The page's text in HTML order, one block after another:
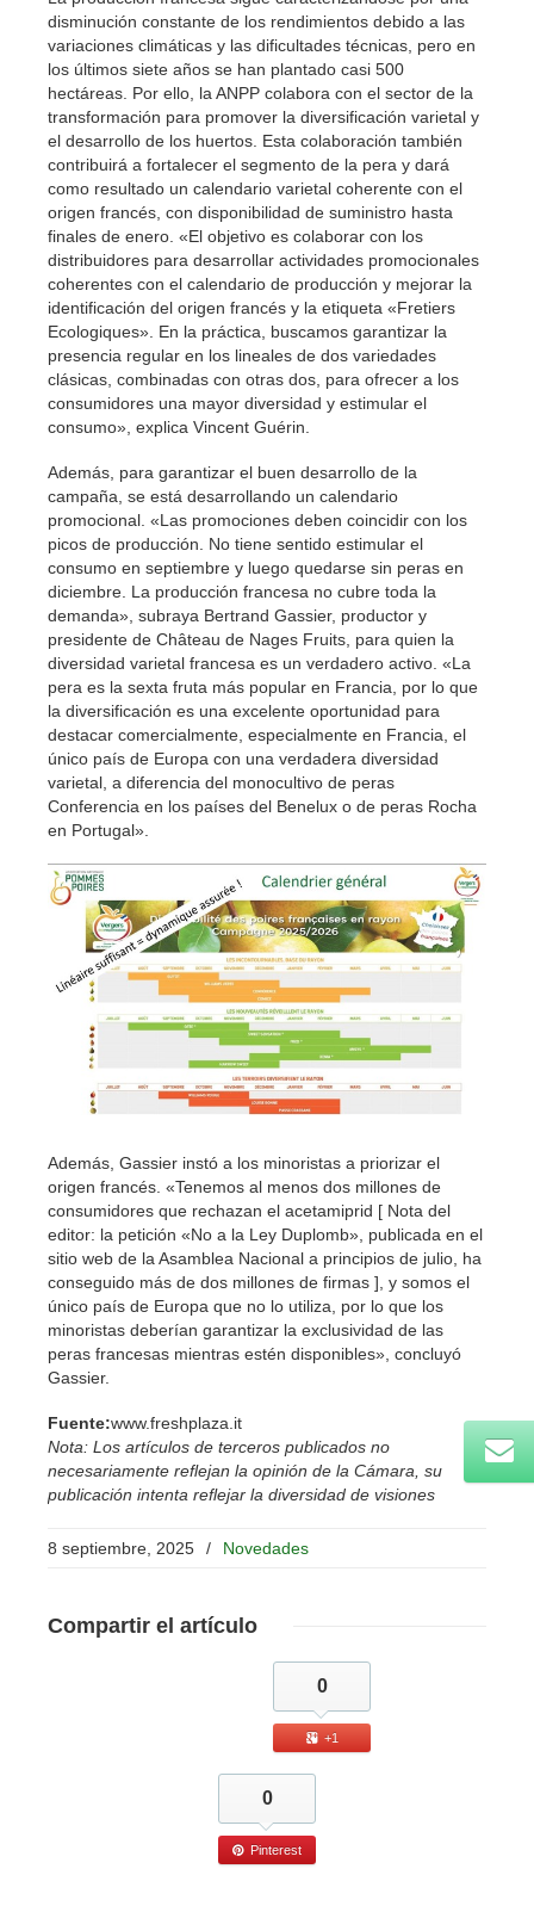
disminución constante de los rendimientos debido a las
variaciones climáticas y las dificultades técnicas, pero en
los últimos siete años se han plantado casi 500
hectáreas. Por ello, la ANPP colabora con el sector de la
transformación para promover la diversificación varietal y
el desarrollo de los huertos. Esta colaboración también
contribuirá a fortalecer el segmento de la pera y dará
como resultado un calendario varietal coherente con el
origen francés, con disponibilidad de suministro hasta
finales de enero. «El objetivo es colaborar con los
distribuidores para desarrollar actividades promocionales
coherentes con el calendario de producción y mejorar la
identificación del origen francés y la etiqueta «Fretiers
Ecologiques». En la práctica, buscamos garantizar la
presencia regular en los lineales de dos variedades
clásicas, combinadas con otras dos, para ofrecer a los
consumidores una mayor diversidad y estimular el
consumo», explica Vincent Guérin.
Además, para garantizar el buen desarrollo de la
campaña, se está desarrollando un calendario
promocional. «Las promociones deben coincidir con los
picos de producción. No tiene sentido estimular el
consumo en septiembre y luego quedarse sin peras en
diciembre. La producción francesa no cubre toda la
demanda», subraya Bertrand Gassier, productor y
presidente de Château de Nages Fruits, para quien la
diversidad varietal francesa es un verdadero activo. «La
pera es la sexta fruta más popular en Francia, por lo que
la diversificación es una excelente oportunidad para
destacar comercialmente, especialmente en Francia, el
único país de Europa con una verdadera diversidad
varietal, a diferencia del monocultivo de peras
Conferencia en los países del Benelux o de peras Rocha
en Portugal».
Además, Gassier instó a los minoristas a priorizar el
origen francés. «Tenemos al menos dos millones de
consumidores que rechazan el acetamiprid [ Nota del
editor: la petición «No a la Ley Duplomb», publicada en el
sitio web de la Asamblea Nacional a principios de julio, ha
conseguido más de dos millones de firmas ], y somos el
único país de Europa que no lo utiliza, por lo que los
minoristas deberían garantizar la exclusividad de las
peras francesas mientras estén disponibles», concluyó
Gassier.
Fuente:www.freshplaza.it
Nota: Los artículos de terceros publicados no
necesariamente reflejan la opinión de la Cámara, su
publicación intenta reflejar la diversidad de visiones
8 septiembre, 2025 / Novedades
Compartir el artículo
0
+1
0
Pinterest